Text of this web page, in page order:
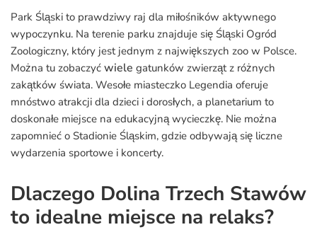
Park Śląski to prawdziwy raj dla miłośników aktywnego
wypoczynku. Na terenie parku znajduje się Śląski Ogród
Zoologiczny, który jest jednym z największych zoo w Polsce.
Można tu zobaczyć wiele gatunków zwierząt z różnych
zakątków świata. Wesołe miasteczko Legendia oferuje
mnóstwo atrakcji dla dzieci i dorosłych, a planetarium to
doskonałe miejsce na edukacyjną wycieczkę. Nie można
zapomnieć o Stadionie Śląskim, gdzie odbywają się liczne
wydarzenia sportowe i koncerty.
Dlaczego Dolina Trzech Stawów
to idealne miejsce na relaks?